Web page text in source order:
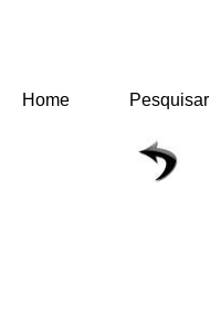
Home Pesquisar